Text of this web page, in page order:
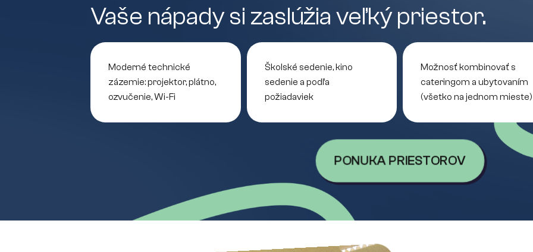
Vaše nápady si zaslúžia veľký priestor.
Moderné technické
zázemie: projektor, plátno,
ozvučenie, Wi-Fi
Školské sedenie, kino
sedenie a podľa
požiadaviek
Možnosť kombinovať s
cateringom a ubytovaním
(všetko na jednom mieste)
PONUKA PRIESTOROV